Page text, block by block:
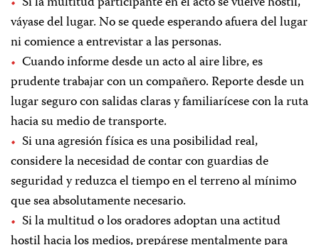
váyase del lugar. No se quede esperando afuera del lugar
ni comience a entrevistar a las personas.
Cuando informe desde un acto al aire libre, es
prudente trabajar con un compañero. Reporte desde un
lugar seguro con salidas claras y familiarícese con la ruta
hacia su medio de transporte.
Si una agresión física es una posibilidad real,
considere la necesidad de contar con guardias de
seguridad y reduzca el tiempo en el terreno al mínimo
que sea absolutamente necesario.
Si la multitud o los oradores adoptan una actitud